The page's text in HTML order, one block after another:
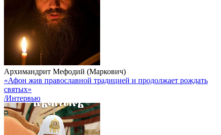
Архимандрит Мефодий (Маркович)
«Афон жив православной традицией и продолжает рождать
святых»
/Интервью